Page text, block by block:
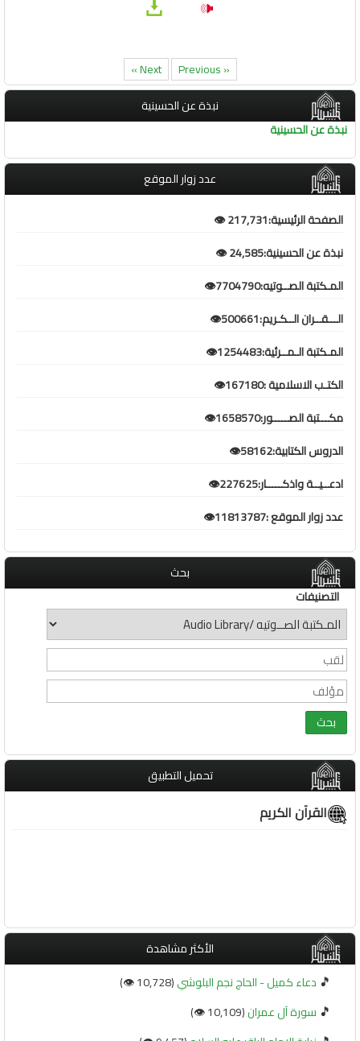
« Previous
Next »
نبذة عن الحسينية
نبذة عن الحسينية
عدد زوار الموقع
الصفحة الرئيسية:217,731 👁️
نبذة عن الحسينية:24,585 👁️
المـكتبة الصــوتيه:7704790👁️
الـــقــران الــكـريم:500661👁️
المـكتبة الـمــرئية:1254483👁️
الكتـب الاسلامية :167180👁️
مكـــتبة الصـــــور:1658570👁️
الدروس الكتابية:58162👁️
ادعــيــة واذكـــــار:227625👁️
عدد زوار الموقع :11813787👁️
بحث
التصنيفات
تحميل التطبيق
القرآن الكريم
الأكثر مشاهدة
🎵 دعاء كميل - الحاج نجم البلوشي(10,728 👁️)
🎵 سورة آل عمران(10,109 👁️)